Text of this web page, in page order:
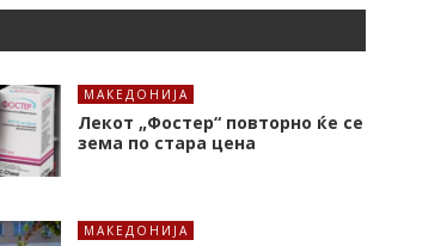
МАКЕДОНИЈА
Лекот „Фостер“ повторно ќе се
зема по стара цена
МАКЕДОНИЈА